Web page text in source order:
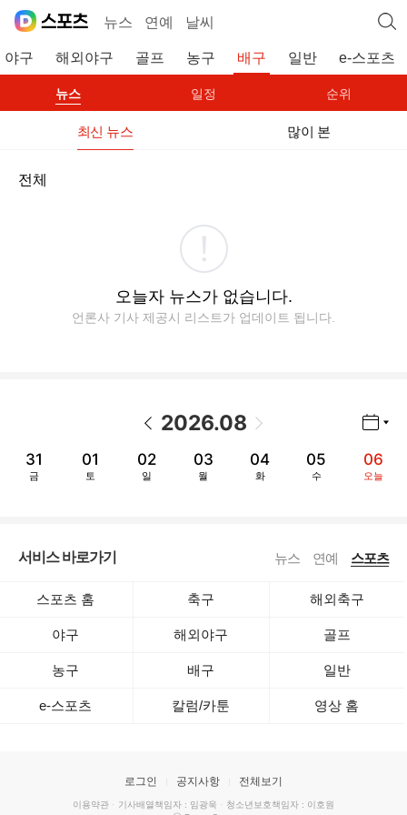
뉴스 연예 날씨
야구 해외야구 골프 농구 배구 일반 e-스포츠
뉴스 일정 순위
최신 뉴스 많이 본
전체
오늘자 뉴스가 없습니다.
언론사 기사 제공시 리스트가 업데이트 됩니다.
2026.08
31
금
01
토
02
일
03
월
04
화
05
수
06
오늘
서비스 바로가기 뉴스 연예 스포츠
스포츠 홈 축구 해외축구
야구 해외야구 골프
농구 배구 일반
e-스포츠 칼럼/카툰 영상 홈
로그인 공지사항 전체보기
이용약관 · 기사배열책임자 : 임광욱 · 청소년보호책임자 : 이호원